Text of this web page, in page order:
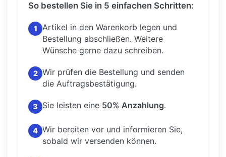
So bestellen Sie in 5 einfachen Schritten:
1
Artikel in den Warenkorb legen und
Bestellung abschließen. Weitere
Wünsche gerne dazu schreiben.
2 Wir prüfen die Bestellung und senden
die Auftragsbestätigung.
3 Sie leisten eine 50% Anzahlung.
4 Wir bereiten vor und informieren Sie,
sobald wir versenden können.